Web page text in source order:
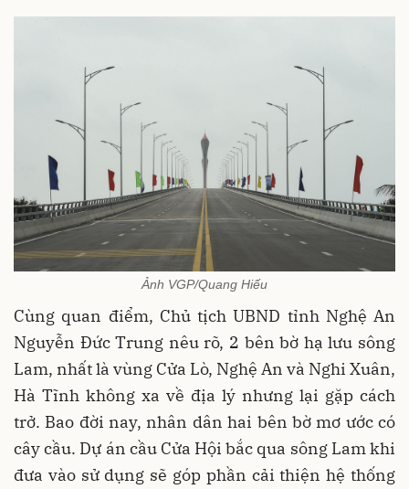
Ảnh VGP/Quang Hiếu
Cùng quan điểm, Chủ tịch UBND tỉnh Nghệ An
Nguyễn Đức Trung nêu rõ, 2 bên bờ hạ lưu sông
Lam, nhất là vùng Cửa Lò, Nghệ An và Nghi Xuân,
Hà Tĩnh không xa về địa lý nhưng lại gặp cách
trở. Bao đời nay, nhân dân hai bên bờ mơ ước có
cây cầu. Dự án cầu Cửa Hội bắc qua sông Lam khi
đưa vào sử dụng sẽ góp phần cải thiện hệ thống